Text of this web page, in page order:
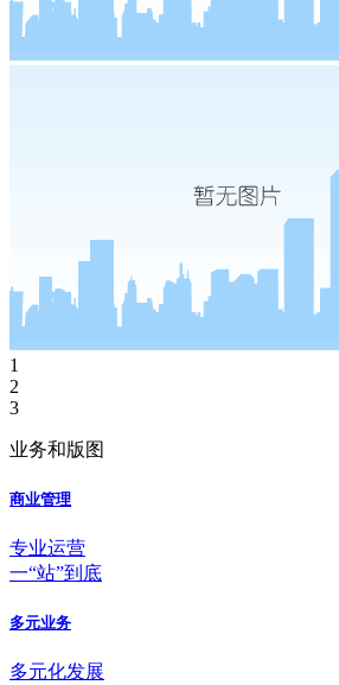
1
2
3
业务和版图
商业管理
专业运营
一“站”到底
多元业务
多元化发展